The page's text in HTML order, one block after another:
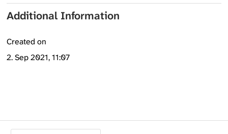
Additional Information
Created on
2. Sep 2021, 11:07